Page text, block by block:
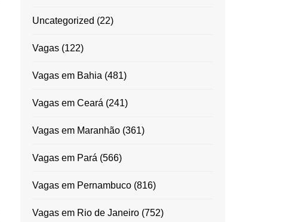
Uncategorized (22)
Vagas(122)
Vagas em Bahia (481)
Vagas em Ceará (241)
Vagas em Maranhão(361)
Vagas em Pará (566)
Vagas em Pernambuco(816)
Vagas em Rio de Janeiro(752)